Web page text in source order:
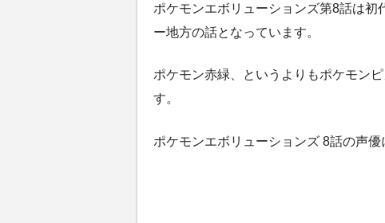
ポケモンエボリューションズ第8話は初
ー地方の話となっています。
ポケモン赤緑、というよりもポケモン
す。
ポケモンエボリューションズ 8話の声